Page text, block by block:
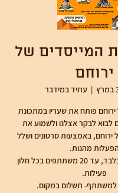
המייסדים של
ירוחם
  |
עתיד במידבר
ירוחם פותח את שעריו במתכונת
לבוא לבקר אצלנו ולשמוע את
ירוחם, באמצעות סרטונים ושלל
בהרשמה מראש בלבד, עד 20 משתתפים בכל חלון